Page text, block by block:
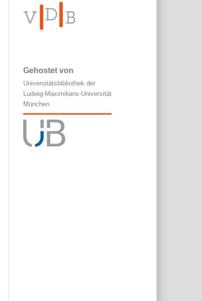
Gehostet von
Universitätsbibliothek der
Ludwig-Maximilians-Universität
München